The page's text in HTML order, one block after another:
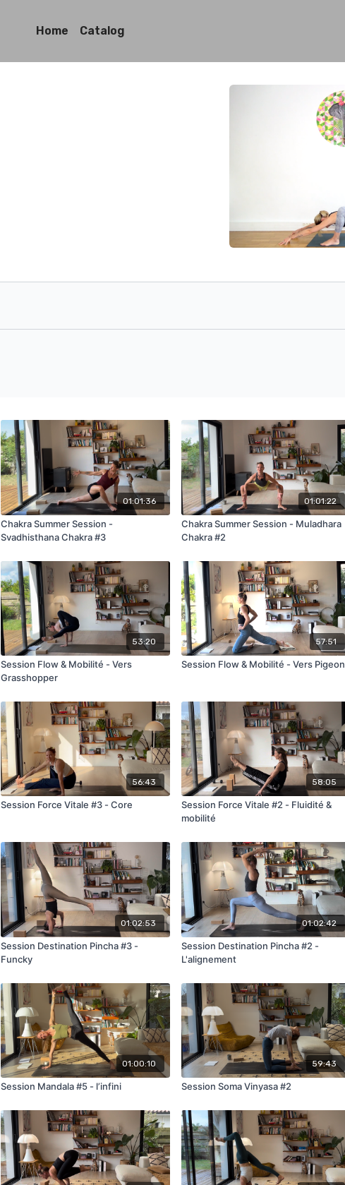
Home Catalog
01:01:36
Chakra Summer Session -
Svadhisthana Chakra #3
01:01:22
Chakra Summer Session - Muladhara
Chakra #2
53:20
Session Flow & Mobilité - Vers
Grasshopper
57:51
Session Flow & Mobilité - Vers Pigeon
56:43
Session Force Vitale #3 - Core
58:05
Session Force Vitale #2 - Fluidité &
mobilité
01:02:53
Session Destination Pincha #3 -
Funcky
01:02:42
Session Destination Pincha #2 -
L'alignement
01:00:10
Session Mandala #5 - l’infini
59:43
Session Soma Vinyasa #2